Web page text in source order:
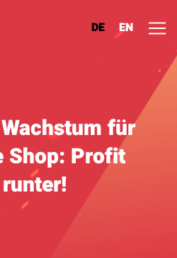
DE EN
für
Shop: Profit